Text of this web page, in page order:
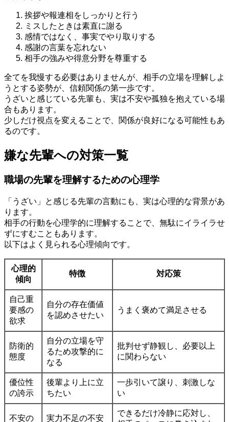
挨拶や報連相をしっかりと行う
ミスしたときは素直に謝る
感情ではなく、事実でやり取りする
感謝の言葉を忘れない
相手の強みや得意分野を尊重する
全てを我慢する必要はありませんが、相手の立場を理解しよ
うとする姿勢が、信頼関係の第一歩です。
うざいと感じている先輩も、実は不安や孤独を抱えている場
合もあります。
少しだけ視点を変えることで、関係が良好になる可能性もあ
るのです。
嫌な先輩への対策一覧
職場の先輩を理解するための心理学
「うざい」と感じる先輩の言動にも、実は心理的な背景があ
ります。
相手の行動を心理学的に理解することで、無駄にイライラせ
ずにすむこともあります。
以下はよく見られる心理傾向です。
心理的
傾向
特徴 対応策
自己重
要感の
欲求
自分の存在価値
を認めさせたい
うまく褒めて満足させる
防衛的
態度
自分の立場を守
るため攻撃的に
なる
批判せず静観し、必要以上
に関わらない
優位性
の誇示
後輩より上に立
ちたい
一歩引いて譲り、刺激しな
い
不安の 実力不足の不安
できるだけ冷静に応対し、